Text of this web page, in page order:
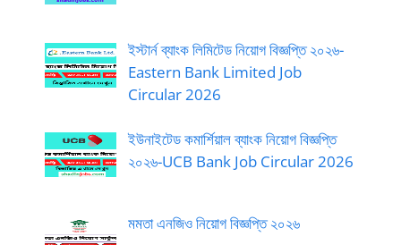
ইস্টার্ন ব্যাংক লিমিটেড নিয়োগ বিজ্ঞপ্তি ২০২৬-
Eastern Bank Limited Job
Circular 2026
ইউনাইটেড কমার্শিয়াল ব্যাংক নিয়োগ বিজ্ঞপ্তি
২০২৬-UCB Bank Job Circular 2026
মমতা এনজিও নিয়োগ বিজ্ঞপ্তি ২০২৬